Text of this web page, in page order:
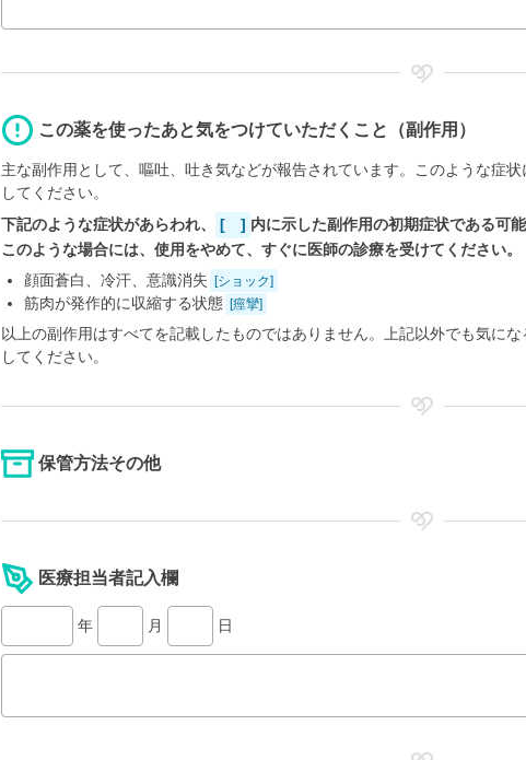
この薬を使ったあと気をつけていただくこと（副作用）
主な副作用として、嘔吐、吐き気などが報告されています。このような症
してください。
下記のような症状があらわれ、
[ ] 内に示した副作用の初期症状である可能
このような場合には、使用をやめて、すぐに医師の診療を受けてください。
顔面蒼白、冷汗、意識消失 [ショック]
筋肉が発作的に収縮する状態 [痙攣]
以上の副作用はすべてを記載したものではありません。上記以外でも気に
してください。
保管方法その他
医療担当者記入欄
年 月 日